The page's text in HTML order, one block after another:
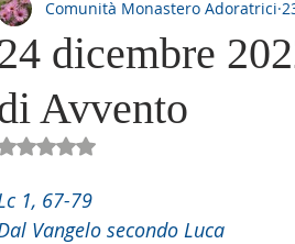
M. della Bellezza 150 anni di
dicembre
Avvento
Comunità Monastero Adoratrici
Valutazione NaN stelle su 5.
1, 67-79
Vangelo secondo Luca